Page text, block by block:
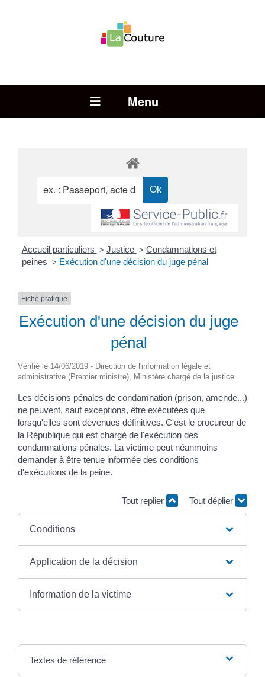
Open Menu
Accueil particuliers > Justice > Condamnations et
peines > Exécution d'une décision du juge pénal
Fiche pratique
Exécution d'une décision du juge
pénal
Vérifié le 14/06/2019 - Direction de l'information légale et
administrative (Premier ministre), Ministère chargé de la justice
Les décisions pénales de condamnation (prison, amende...)
ne peuvent, sauf exceptions, être exécutées que
lorsqu'elles sont devenues définitives. C'est le procureur de
la République qui est chargé de l'exécution des
condamnations pénales. La victime peut néanmoins
demander à être tenue informée des conditions
d'exécutions de la peine.
Tout replier Tout déplier
Conditions
Application de la décision
Information de la victime
Textes de référence